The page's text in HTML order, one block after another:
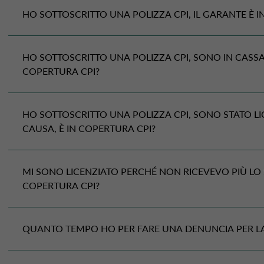
avvenuto in nosocomio.
Puoi verificare le garanzie coperte nella
HO SOTTOSCRITTO UNA POLIZZA CPI, IL GARANTE È
No, la Polizza copre solo l’intestatario del
HO SOTTOSCRITTO UNA POLIZZA CPI, SONO IN
COPERTURA CPI?
No, questa casistica non rientra nelle coperture.
HO SOTTOSCRITTO UNA POLIZZA CPI, SONO STATO
CAUSA, È IN COPERTURA CPI?
No, se il licenziamento è avvenuto per giusta causa
soggettivo (incluso il mancato superamento del
giustificato motivo soggettivo, disciplinare); non è
MI SONO LICENZIATO PERCHÉ NON RICEVEVO PIÙ LO
COPERTURA CPI?
Si, l’evento è coperto, ma devi compilare il
QUANTO TEMPO HO PER FARE UNA DENUNCIA PER